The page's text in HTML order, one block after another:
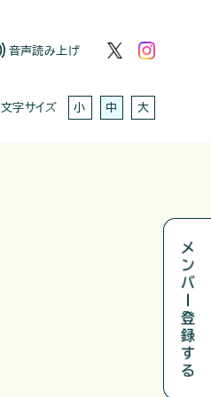
音声読み上げ
文字サイズ 小 中 大